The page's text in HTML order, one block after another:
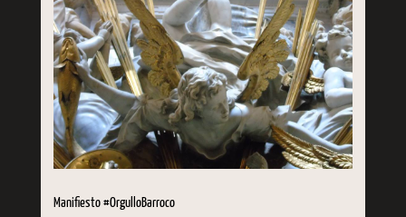
Manifiesto #OrgulloBarroco